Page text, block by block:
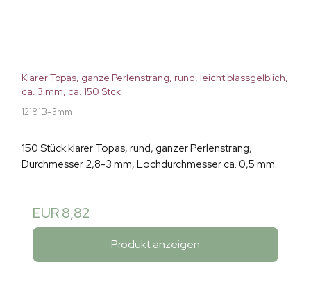
Klarer Topas, ganze Perlenstrang, rund, leicht blassgelblich,
ca. 3 mm, ca. 150 Stck
12181B-3mm
150 Stück klarer Topas, rund, ganzer Perlenstrang,
Durchmesser 2,8-3 mm, Lochdurchmesser ca. 0,5 mm.
EUR 8,82
Produkt anzeigen